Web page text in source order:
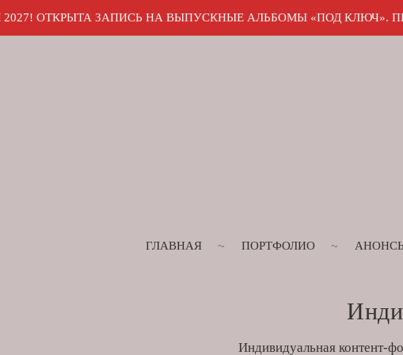
ГЛАВНАЯ ПОРТФОЛИО
Индивидуальная контент-
ЗАПИСЬ НА ВЫПУСКНЫЕ АЛЬБОМЫ «ПОД КЛЮЧ». ПИШИТЕ ДЛЯ